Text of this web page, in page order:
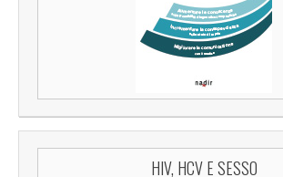
HIV, HCV E SESSO